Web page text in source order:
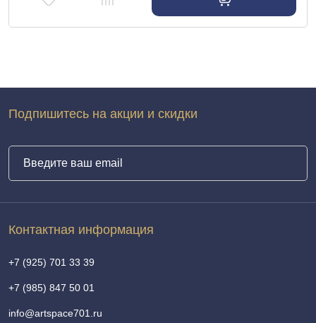
Контактная информация
+7 (925) 701 33 39
+7 (985) 847 50 01
info@artspace701.ru
Подпишитесь на акции и скидки